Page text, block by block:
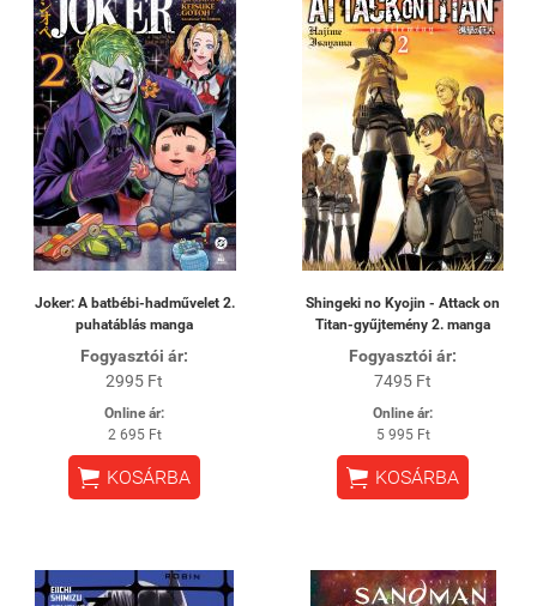
Joker: A batbébi-hadművelet 2.
puhatáblás manga
Fogyasztói ár:
2995 Ft
Online ár:
2 695 Ft
 KOSÁRBA
Shingeki no Kyojin - Attack on
Titan-gyűjtemény 2. manga
Fogyasztói ár:
7495 Ft
Online ár:
5 995 Ft
 KOSÁRBA